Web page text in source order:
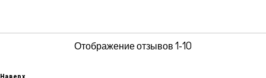
Отображение отзывов 1-10